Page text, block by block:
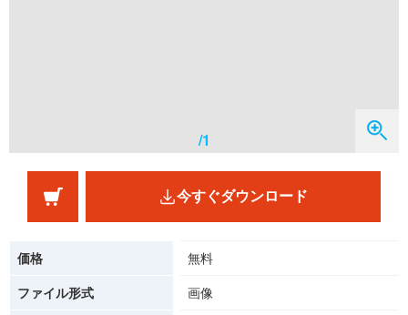
/1
今すぐダウンロード
価格
無料
ファイル形式
画像